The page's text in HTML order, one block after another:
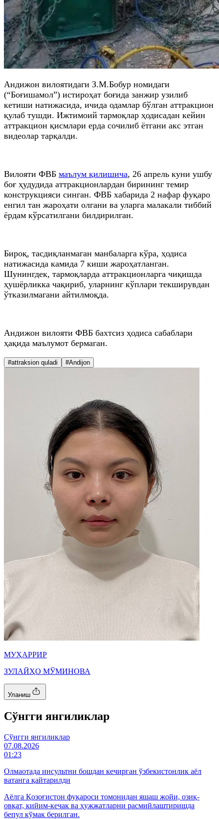
Андижон вилоятидаги З.М.Бобур номидаги
(“Боғишамол”) истироҳат боғида занжир узилиб
кетиши натижасида, ичида одамлар бўлган аттракцион
қулаб тушди. Ижтимоий тармоқлар ҳодисадан кейин
аттракцион қисмлари ерда сочилиб ётгани акс этган
видеолар тарқалди.
Вилояти ФВБ маълум қилишича, 26 апрель куни ушбу
боғ ҳудудида аттракционлардан бирининг темир
конструкцияси синган. ФВБ хабарида 2 нафар фуқаро
енгил тан жароҳати олгани ва уларга малакали тиббий
ёрдам кўрсатилгани билдирилган.
Бироқ, тасдиқланмаган манбаларга кўра, ҳодиса
натижасида камида 7 киши жароҳатланган.
Шунингдек, тармоқларда аттракционларга чиқишда
ҳушёрликка чақириб, уларнинг кўплари текширувдан
ўтказилмагани айтилмоқда.
Андижон вилояти ФВБ бахтсиз ҳодиса сабаблари
ҳақида маълумот бермаган.
#attraksion quladi #Andijon
МУҲАРРИР
ЗУЛАЙҲО МЎМИНОВА
Уланиш
Cўнгги янгиликлар
Cўнгги янгиликлар
07.08.2026
01:23
Олмаотада инсультни бошдан кечирган ўзбекистонлик аёл
ватанга қайтарилди
Аёлга Қозоғистон фуқароси томонидан яшаш жойи, озиқ-
овқат, кийим-кечак ва ҳужжатларни расмийлаштиришда
бепул кўмак берилган.